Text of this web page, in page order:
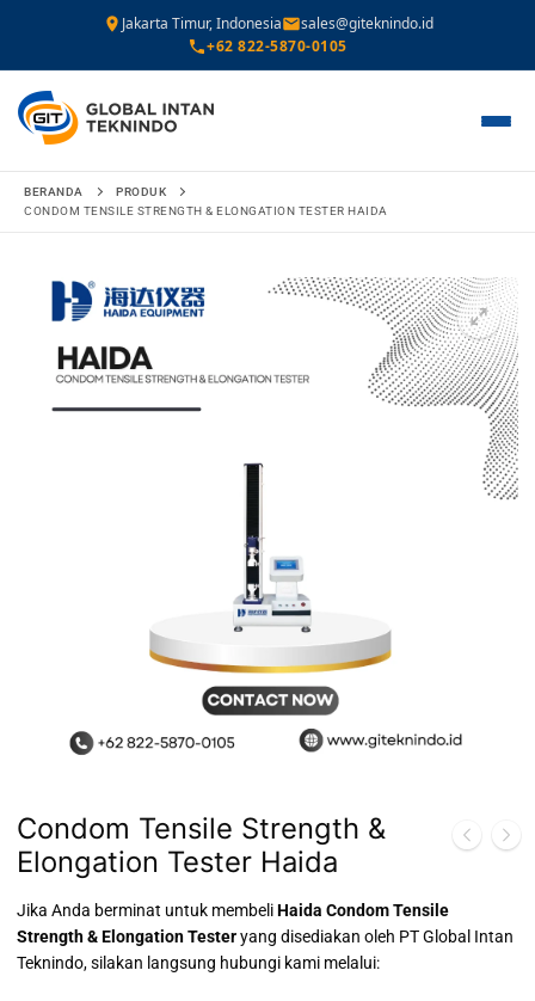
Jakarta Timur, Indonesia
sales@giteknindo.id
+62 822-5870-0105
Lompat
BERANDA
PRODUK
CONDOM TENSILE STRENGTH & ELONGATION TESTER HAIDA
🔍
Condom Tensile Strength &
Elongation Tester Haida
Jika Anda berminat untuk membeliHaida Condom Tensile
Strength & Elongation Testeryang disediakan oleh PT Global Intan
Teknindo, silakan langsung hubungi kami melalui: